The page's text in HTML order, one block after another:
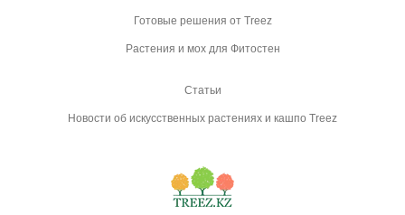
Готовые решения от Treez
Растения и мох для Фитостен
Статьи
Новости об искусственных растениях и кашпо Treez